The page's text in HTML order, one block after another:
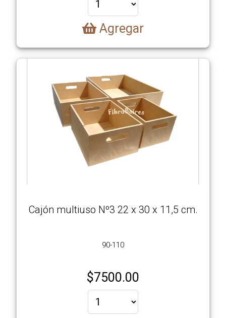
Agregar
Cajón multiuso Nº3 22 x 30 x 11,5 cm.
90-110
$7500.00